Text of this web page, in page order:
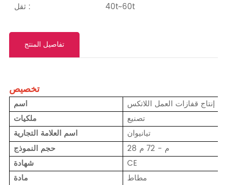
ثقل :
40t~60t
تفاصيل المنتج
تخصيص
اسم
إنتاج قفازات العمل اللاتكس
ملكيات
تصنيع
اسم العلامة التجارية
تيانيوان
حجم النموذج
28 م - 72 م
شهادة
CE
مادة
مطاط